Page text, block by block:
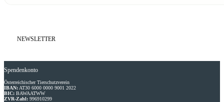
NEWSLETTER
Spendenkonto
Österreichischer Tierschutzverein
IBAN: AT30 6000 0000 9001 2022
BIC: BAWAATWW
ZVR-Zahl: 996910299